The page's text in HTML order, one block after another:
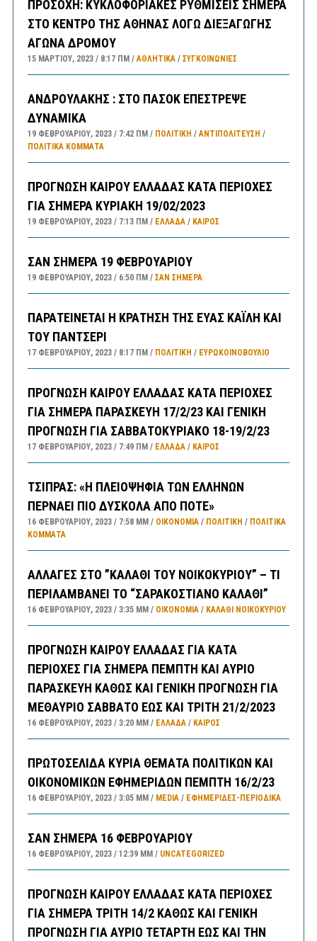
ΠΡΟΣΟΧΗ: ΚΥΚΛΟΦΟΡΙΑΚΕΣ ΡΥΘΜΙΣΕΙΣ ΣΗΜΕΡΑ
ΣΤΟ ΚΕΝΤΡΟ ΤΗΣ ΑΘΗΝΑΣ ΛΟΓΩ ΔΙΕΞΑΓΩΓΗΣ
ΑΓΩΝΑ ΔΡΟΜΟΥ
15 ΜΑΡΤΊΟΥ, 2023 8:17 ΠΜ ΑΘΛΗΤΙΚΑ/ ΣΥΓΚΟΙΝΩΝΊΕΣ
ΑΝΔΡΟΥΛΑΚΗΣ : ΣΤΟ ΠΑΣΟΚ ΕΠΕΣΤΡΕΨΕ
ΔΥΝΑΜΙΚΑ
19 ΦΕΒΡΟΥΑΡΊΟΥ, 2023 7:42 ΠΜ ΠΟΛΙΤΙΚΗ / ΑΝΤΙΠΟΛΊΤΕΥΣΗ /
ΠΟΛΙΤΙΚΆ ΚΌΜΜΑΤΑ
ΠΡΟΓΝΩΣΗ ΚΑΙΡΟΥ ΕΛΛΑΔΑΣ ΚΑΤΑ ΠΕΡΙΟΧΕΣ
ΓΙΑ ΣΗΜΕΡΑ ΚΥΡΙΑΚΗ 19/02/2023
19 ΦΕΒΡΟΥΑΡΊΟΥ, 2023 7:13 ΠΜ ΕΛΛΑΔA/ ΚΑΙΡΌΣ
ΣΑΝ ΣΗΜΕΡΑ 19 ΦΕΒΡΟΥΑΡΙΟΥ
19 ΦΕΒΡΟΥΑΡΊΟΥ, 2023 6:50 ΠΜ ΣΑΝ ΣΉΜΕΡΑ
ΠΑΡΑΤΕΙΝΕΤΑΙ Η ΚΡΑΤΗΣΗ ΤΗΣ ΕΥΑΣ ΚΑΪΛΗ ΚΑΙ
ΤΟΥ ΠΑΝΤΣΕΡΙ
17 ΦΕΒΡΟΥΑΡΊΟΥ, 2023 8:17 ΠΜ ΠΟΛΙΤΙΚΗ / ΕΥΡΩΚΟΙΝΟΒΟΥΛΙΟ
ΠΡΟΓΝΩΣΗ ΚΑΙΡΟΥ ΕΛΛΑΔΑΣ ΚΑΤΑ ΠΕΡΙΟΧΕΣ
ΓΙΑ ΣΗΜΕΡΑ ΠΑΡΑΣΚΕΥΗ 17/2/23 ΚΑΙ ΓΕΝΙΚΗ
ΠΡΟΓΝΩΣΗ ΓΙΑ ΣΑΒΒΑΤΟΚΥΡΙΑΚΟ 18-19/2/23
17 ΦΕΒΡΟΥΑΡΊΟΥ, 2023 7:49 ΠΜ ΕΛΛΑΔA/ ΚΑΙΡΌΣ
ΤΣΙΠΡΑΣ: «Η ΠΛΕΙΟΨΗΦΙΑ ΤΩΝ ΕΛΛΗΝΩΝ
ΠΕΡΝΑΕΙ ΠΙΟ ΔΥΣΚΟΛΑ ΑΠΟ ΠΟΤΕ»
16 ΦΕΒΡΟΥΑΡΊΟΥ, 2023 7:58 ΜΜ ΟΙΚΟΝΟΜΙΑ/ ΠΟΛΙΤΙΚΗ / ΠΟΛΙΤΙΚΆ
ΚΌΜΜΑΤΑ
ΑΛΛΑΓΕΣ ΣΤΟ ”ΚΑΛΑΘΙ ΤΟΥ ΝΟΙΚΟΚΥΡΙΟΥ” – ΤΙ
ΠΕΡΙΛΑΜΒΑΝΕΙ ΤΟ “ΣΑΡΑΚΟΣΤΙΑΝΟ ΚΑΛΑΘΙ”
16 ΦΕΒΡΟΥΑΡΊΟΥ, 2023 3:35 ΜΜ ΟΙΚΟΝΟΜΙΑ/ ΚΑΛΑΘΙ ΝΟΙΚΟΚΥΡΙΟΥ
ΠΡΟΓΝΩΣΗ ΚΑΙΡΟΥ ΕΛΛΑΔΑΣ ΓΙΑ ΚΑΤΑ
ΠΕΡΙΟΧΕΣ ΓΙΑ ΣΗΜΕΡΑ ΠΕΜΠΤΗ ΚΑΙ ΑΥΡΙΟ
ΠΑΡΑΣΚΕΥΗ ΚΑΘΩΣ ΚΑΙ ΓΕΝΙΚΗ ΠΡΟΓΝΩΣΗ ΓΙΑ
ΜΕΘΑΥΡΙΟ ΣΑΒΒΑΤΟ ΕΩΣ ΚΑΙ ΤΡΙΤΗ 21/2/2023
16 ΦΕΒΡΟΥΑΡΊΟΥ, 2023 3:20 ΜΜ ΕΛΛΑΔA/ ΚΑΙΡΌΣ
ΠΡΩΤΟΣΕΛΙΔΑ ΚΥΡΙΑ ΘΕΜΑΤΑ ΠΟΛΙΤΙΚΩΝ ΚΑΙ
ΟΙΚΟΝΟΜΙΚΩΝ ΕΦΗΜΕΡΙΔΩΝ ΠΕΜΠΤΗ 16/2/23
16 ΦΕΒΡΟΥΑΡΊΟΥ, 2023 3:05 ΜΜ MEDIA/ ΕΦΗΜΕΡΊΔΕΣ-ΠΕΡΙΟΔΙΚΆ
ΣΑΝ ΣΗΜΕΡΑ 16 ΦΕΒΡΟΥΑΡΙΟΥ
16 ΦΕΒΡΟΥΑΡΊΟΥ, 2023 12:39 ΜΜ UNCATEGORIZED
ΠΡΟΓΝΩΣΗ ΚΑΙΡΟΥ ΕΛΛΑΔΑΣ ΚΑΤΑ ΠΕΡΙΟΧΕΣ
ΓΙΑ ΣΗΜΕΡΑ ΤΡΙΤΗ 14/2 ΚΑΘΩΣ ΚΑΙ ΓΕΝΙΚΗ
ΠΡΟΓΝΩΣΗ ΓΙΑ ΑΥΡΙΟ ΤΕΤΑΡΤΗ ΕΩΣ ΚΑΙ ΤΗΝ